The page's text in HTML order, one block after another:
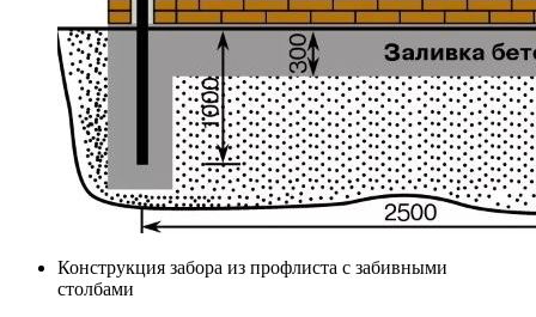
Конструкция забора из профлиста с забивными
столбами